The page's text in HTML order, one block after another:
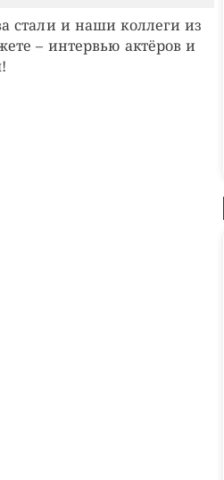
стали и наши коллеги из
– интервью актёров и